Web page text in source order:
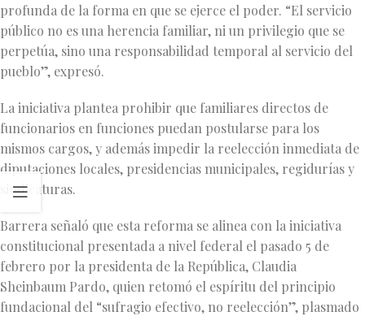
profunda de la forma en que se ejerce el poder. “El servicio
público no es una herencia familiar, ni un privilegio que se
perpetúa, sino una responsabilidad temporal al servicio del
pueblo”, expresó.
La iniciativa plantea prohibir que familiares directos de
funcionarios en funciones puedan postularse para los
mismos cargos, y además impedir la reelección inmediata de
diputaciones locales, presidencias municipales, regidurías y
sindicaturas.
Barrera señaló que esta reforma se alinea con la iniciativa
constitucional presentada a nivel federal el pasado 5 de
febrero por la presidenta de la República, Claudia
Sheinbaum Pardo, quien retomó el espíritu del principio
fundacional del “sufragio efectivo, no reelección”, plasmado